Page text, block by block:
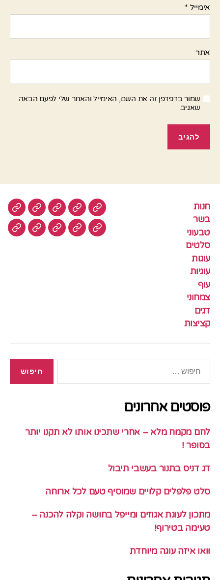
אימייל *
אתר
שמור בדפדפן זה את השם, האימייל והאתר שלי לפעם הבאה
שאגיב.
חנות
בשר
טבעוני
סלטים
עוגות
עוגיות
עוף
צמחוני
דגים
קציצות
חנות בשר טבעוניסלטים
עוגיותעוף צמחונידגים
פוסטים אחרונים
לחם מקמח מלא – אחרי שתכינו אותו לא תקנו יותר
בסופר !
דג דניס בתנור בעשבי תיבול
סלט פלפלים קלויים שמוסיף טעם לכל ארוחה
מתכון לעוגת אגוזים ומייפל בחושה וקלה להכנה –
טעימה בטירוף!
וואו איזה עוגה מיוחדת